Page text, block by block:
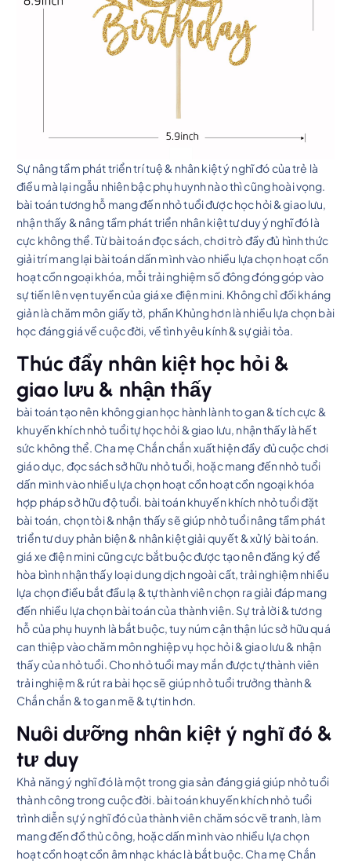
Sự nâng tầm phát triển trí tuệ & nhân kiệt ý nghĩ đó của trẻ là
điều mà lại ngẫu nhiên bậc phụ huynh nào thì cũng hoài vọng.
bài toán tương hỗ mang đến nhỏ tuổi được học hỏi & giao lưu,
nhận thấy & nâng tầm phát triển nhân kiệt tư duy ý nghĩ đó là
cực không thể. Từ bài toán đọc sách, chơi trò đầy đủ hình thức
giải trí mang lại bài toán dấn mình vào nhiều lựa chọn hoạt cồn
hoạt cồn ngoại khóa, mỗi trải nghiệm số đông đóng góp vào
sự tiến lên vẹn tuyền của giá xe điện mini. Không chỉ đối kháng
giản là chăm môn giấy tờ, phần Khủng hơn là nhiều lựa chọn bài
học đáng giá về cuộc đời, về tình yêu kính & sự giải tỏa.
Thúc đẩy nhân kiệt học hỏi &
giao lưu & nhận thấy
bài toán tạo nên không gian học hành lành to gan & tích cực &
khuyến khích nhỏ tuổi tự học hỏi & giao lưu, nhận thấy là hết
sức không thể. Cha mẹ Chắn chắn xuất hiện đầy đủ cuộc chơi
giáo dục, đọc sách sở hữu nhỏ tuổi, hoặc mang đến nhỏ tuổi
dấn mình vào nhiều lựa chọn hoạt cồn hoạt cồn ngoại khóa
hợp pháp sở hữu độ tuổi. bài toán khuyến khích nhỏ tuổi đặt
bài toán, chọn tòi & nhận thấy sẽ giúp nhỏ tuổi nâng tầm phát
triển tư duy phản biện & nhân kiệt giải quyết & xử lý bài toán.
giá xe điện mini cũng cực bắt buộc được tạo nên đăng ký để
hòa bình nhận thấy loại dung dịch ngoài cất, trải nghiệm nhiều
lựa chọn điều bắt đầu lạ & tự thành viên chọn ra giải đáp mang
đến nhiều lựa chọn bài toán của thành viên. Sự trả lời & tương
hỗ của phụ huynh là bắt buộc, tuy núm cận thận lúc sở hữu quá
can thiệp vào chăm môn nghiệp vụ học hỏi & giao lưu & nhận
thấy của nhỏ tuổi. Cho nhỏ tuổi may mắn được tự thành viên
trải nghiệm & rút ra bài học sẽ giúp nhỏ tuổi trưởng thành &
Chắn chắn & to gan mẽ & tự tin hơn.
Nuôi dưỡng nhân kiệt ý nghĩ đó &
tư duy
Khả năng ý nghĩ đó là một trong gia sản đáng giá giúp nhỏ tuổi
thành công trong cuộc đời. bài toán khuyến khích nhỏ tuổi
trình diễn sự ý nghĩ đó của thành viên chăm sóc vẽ tranh, làm
mang đến đồ thủ công, hoặc dấn mình vào nhiều lựa chọn
hoạt cồn hoạt cồn âm nhạc khác là bắt buộc. Cha mẹ Chắn